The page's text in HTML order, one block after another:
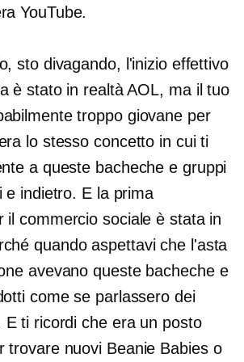
YouTube.
sto divagando, l'inizio effettivo
è stato in realtà AOL, ma il tuo
troppo giovane per
lo stesso concetto in cui ti
a queste bacheche e gruppi
e indietro. E la prima
il commercio sociale è stata in
quando aspettavi che l'asta
avevano queste bacheche e
come se parlassero dei
E ti ricordi che era un posto
trovare nuovi Beanie Babies o